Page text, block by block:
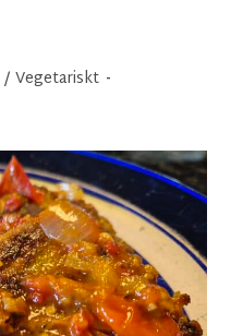
/ Vegetariskt